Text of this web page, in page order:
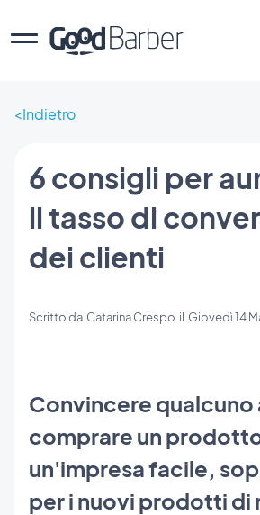
Indietro
6 consigli per
il tasso di
dei clienti
Scritto da Catarina Crespo il Giovedì 14
Convincere qualcuno
comprare un
un'impresa facile,
per i nuovi prodotti di